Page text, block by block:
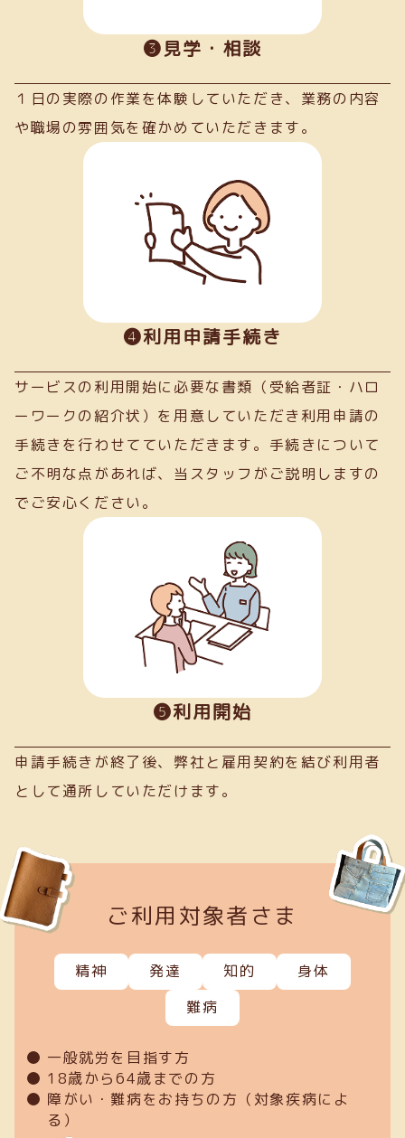
➌見学・相談
１日の実際の作業を体験していただき、業務の内容
や職場の雰囲気を確かめていただきます。
➍利用申請手続き
サービスの利用開始に必要な書類（受給者証・ハロ
ーワークの紹介状）を用意していただき利用申請の
手続きを行わせてていただきます。手続きについて
ご不明な点があれば、当スタッフがご説明しますの
でご安心ください。
❺利用開始
申請手続きが終了後、弊社と雇用契約を結び利用者
として通所していただけます。
ご利用対象者さま
精神 発達 知的
身体
難病
一般就労を目指す方
18歳から64歳までの方
障がい・難病をお持ちの方（対象疾病によ
る）